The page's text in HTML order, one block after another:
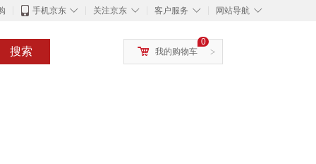
◇
手机京东 ◇
关注京东 ◇
客户服务 ◇
网站导航
搜索 >
0
我的购物车